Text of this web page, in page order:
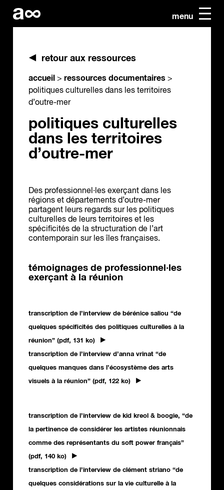
menu
retour aux ressources
accueil > ressources documentaires >
politiques culturelles dans les territoires
d’outre-mer
politiques culturelles
dans les territoires
d’outre-mer
Des professionnel·les exerçant dans les
régions et départements d’outre-mer
partagent leurs regards sur les politiques
culturelles de leurs territoires et les
spécificités de la structuration de l’art
contemporain sur les îles françaises.
témoignages de professionnel·les
exerçant à la réunion
transcription de l’interview de bérénice saliou “de
quelques spécificités des politiques culturelles à la
réunion” (pdf, 131 ko)
transcription de l’interview d’anna vrinat “de
quelques manques dans l’écosystème des arts
visuels à la réunion” (pdf, 122 ko)
transcription de l’interview de kid kreol & boogie, “de
la pertinence de considérer les artistes réunionnais
comme des représentants du soft power français”
(pdf, 140 ko)
transcription de l’interview de clément striano “de
quelques considérations sur la vie culturelle à la